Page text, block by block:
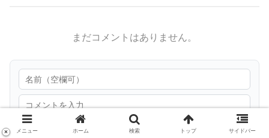
まだコメントはありません。
メニュー ホーム 検索 トップ サイドバー
×